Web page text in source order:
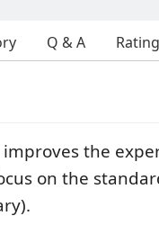
Q & A
improves the
on the